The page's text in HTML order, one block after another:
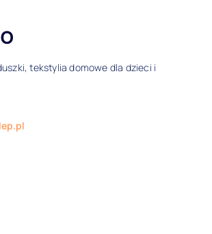
i informacje
tekstylia domowe dla dzieci i